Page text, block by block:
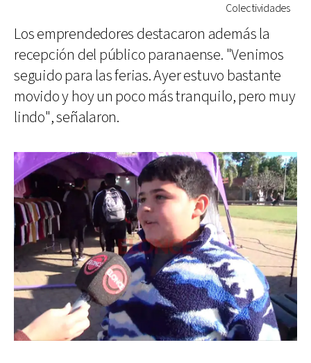
Colectividades
Los emprendedores destacaron además la
recepción del público paranaense. "Venimos
seguido para las ferias. Ayer estuvo bastante
movido y hoy un poco más tranquilo, pero muy
lindo", señalaron.